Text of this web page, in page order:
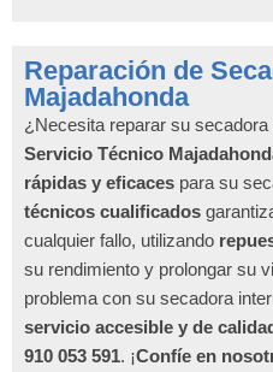
Reparación de
Majadahonda
¿Necesita reparar su secadora
Servicio Técnico
rápidas y eficaces para su
técnicos cualificados
cualquier fallo, utilizando
su rendimiento y prolongar su
problema con su secadora
servicio accesible y de
910 053 591. ¡Confíe en